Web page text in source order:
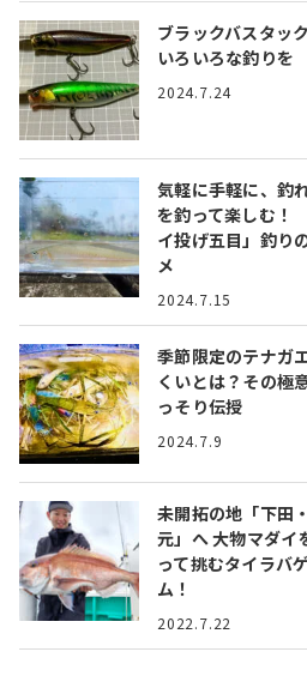
ブラックバスタッ
いろいろな釣りを
2024.7.24
気軽に手軽に、釣
を釣って楽しむ！
イ投げ五目」釣り
メ
2024.7.15
季節限定のテナガ
くいとは？ その極
っそり伝授
2024.7.9
未開拓の地「下田
元」へ大物マダイ
って挑むタイラバ
ム！
2022.7.22